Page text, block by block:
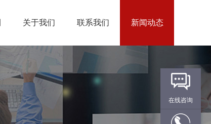
关于我们 联系我们 新闻动态
在线咨询